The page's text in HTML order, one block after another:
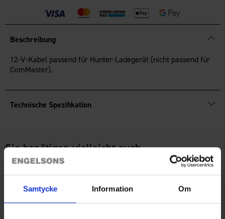
Samtycke Information Om
Beschreibung
12-V-Kabel passend für Hunter-Ladegerät (nicht passend für
ComMaster).
Technische Spezifikation
Sie benötigen vielleicht auch